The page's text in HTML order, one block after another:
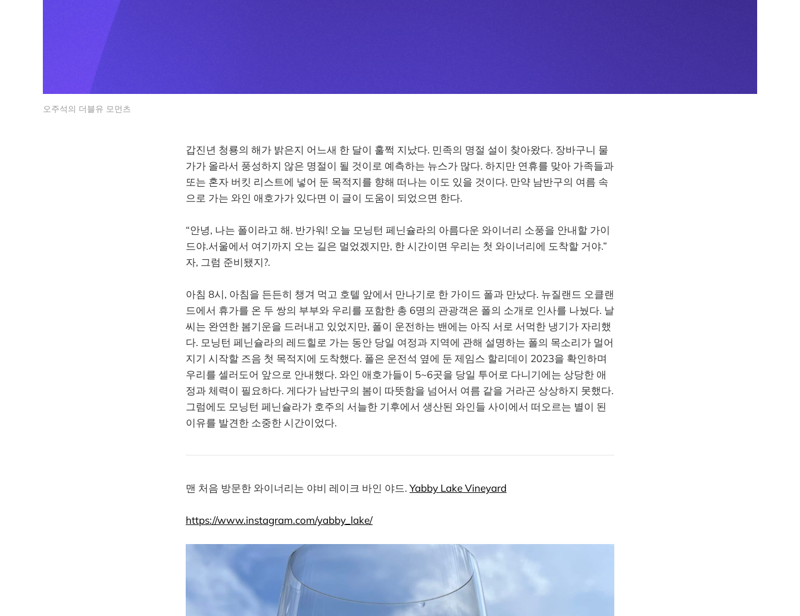
오주석의 더블유 모먼츠
갑진년 청룡의 해가 밝은지 어느새 한 달이 훌쩍 지났다. 민족의 명절 설이 찾아왔다. 장바구니 물
가가 올라서 풍성하지 않은 명절이 될 것이로 예측하는 뉴스가 많다. 하지만 연휴를 맞아 가족들과
또는 혼자 버킷 리스트에 넣어 둔 목적지를 향해 떠나는 이도 있을 것이다. 만약 남반구의 여름 속
으로 가는 와인 애호가가 있다면 이 글이 도움이 되었으면 한다.
“안녕, 나는 폴이라고 해. 반가워! 오늘 모닝턴 페닌슐라의 아름다운 와이너리 소풍을 안내할 가이
드야.서울에서 여기까지 오는 길은 멀었겠지만, 한 시간이면 우리는 첫 와이너리에 도착할 거야.”
자, 그럼 준비됐지?.
아침 8시, 아침을 든든히 챙겨 먹고 호텔 앞에서 만나기로 한 가이드 폴과 만났다. 뉴질랜드 오클랜
드에서 휴가를 온 두 쌍의 부부와 우리를 포함한 총 6명의 관광객은 폴의 소개로 인사를 나눴다. 날
씨는 완연한 봄기운을 드러내고 있었지만, 폴이 운전하는 밴에는 아직 서로 서먹한 냉기가 자리했
다. 모닝턴 페닌슐라의 레드힐로 가는 동안 당일 여정과 지역에 관해 설명하는 폴의 목소리가 멀어
지기 시작할 즈음 첫 목적지에 도착했다. 폴은 운전석 옆에 둔 제임스 할리데이 2023을 확인하며
우리를 셀러도어 앞으로 안내했다. 와인 애호가들이 5~6곳을 당일 투어로 다니기에는 상당한 애
정과 체력이 필요하다. 게다가 남반구의 봄이 따뜻함을 넘어서 여름 같을 거라곤 상상하지 못했다.
그럼에도 모닝턴 페닌슐라가 호주의 서늘한 기후에서 생산된 와인들 사이에서 떠오르는 별이 된
이유를 발견한 소중한 시간이었다.
맨 처음 방문한 와이너리는 야비 레이크 바인 야드. Yabby Lake Vineyard
https://www.instagram.com/yabby_lake/